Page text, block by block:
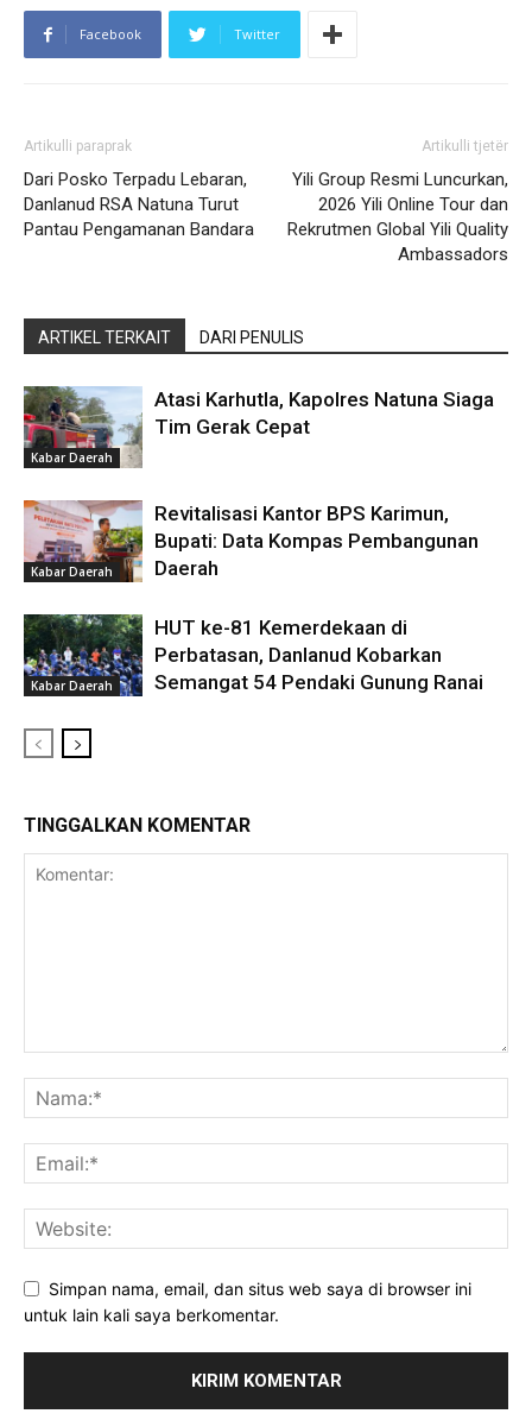
Facebook Twitter
Artikulli paraprak
Dari Posko Terpadu Lebaran,
Danlanud RSA Natuna Turut
Pantau Pengamanan Bandara
Artikulli tjetër
Yili Group Resmi Luncurkan,
2026 Yili Online Tour dan
Rekrutmen Global Yili Quality
Ambassadors
ARTIKEL TERKAIT DARI PENULIS
Kabar Daerah
Atasi Karhutla, Kapolres Natuna Siaga
Tim Gerak Cepat
Kabar Daerah
Revitalisasi Kantor BPS Karimun,
Bupati: Data Kompas Pembangunan
Daerah
Kabar Daerah
HUT ke-81 Kemerdekaan di
Perbatasan, Danlanud Kobarkan
Semangat 54 Pendaki Gunung Ranai
TINGGALKAN KOMENTAR
Simpan nama, email, dan situs web saya di browser ini
untuk lain kali saya berkomentar.